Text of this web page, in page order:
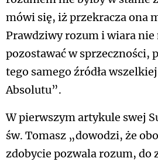
mówi się, iż przekracza ona
Prawdziwy rozum i wiara nie
pozostawać w sprzeczności,
tego samego źródła
Absolutu”.
W pierwszym artykule swej
św. Tomasz „dowodzi, że
zdobycie pozwala rozum, do